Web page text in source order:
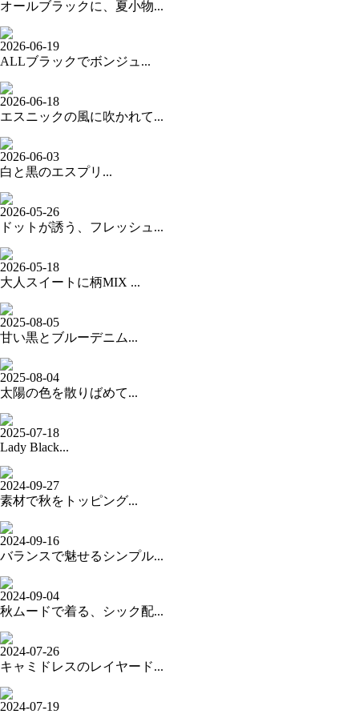
オールブラックに、夏小物...
2026-06-19
ALLブラックでボンジュ...
2026-06-18
エスニックの風に吹かれて...
2026-06-03
白と黒のエスプリ...
2026-05-26
ドットが誘う、フレッシュ...
2026-05-18
大人スイートに柄MIX ...
2025-08-05
甘い黒とブルーデニム...
2025-08-04
太陽の色を散りばめて...
2025-07-18
Lady Black...
2024-09-27
素材で秋をトッピング...
2024-09-16
バランスで魅せるシンプル...
2024-09-04
秋ムードで着る、シック配...
2024-07-26
キャミドレスのレイヤード...
2024-07-19